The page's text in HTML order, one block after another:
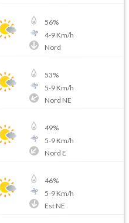
56%
4-9Km/h
Nord
53%
5-9Km/h
Nord NE
49%
5-9Km/h
Nord E
46%
5-9Km/h
Est NE